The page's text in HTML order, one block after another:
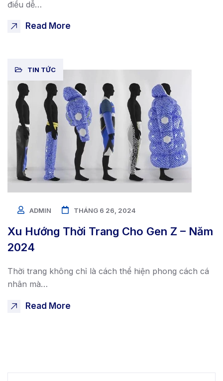
điều dễ…
Read More
TIN TỨC
ADMIN THÁNG 6 26, 2024
Xu Hướng Thời Trang Cho Gen Z – Năm
2024
Thời trang không chỉ là cách thể hiện phong cách cá
nhân mà…
Read More